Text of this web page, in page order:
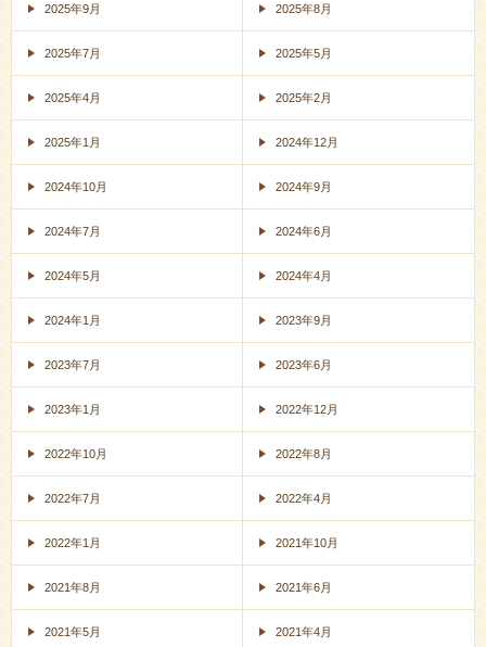
2025年9月 2025年8月
2025年7月 2025年5月
2025年4月 2025年2月
2025年1月 2024年12月
2024年10月 2024年9月
2024年7月 2024年6月
2024年5月 2024年4月
2024年1月 2023年9月
2023年7月 2023年6月
2023年1月 2022年12月
2022年10月 2022年8月
2022年7月 2022年4月
2022年1月 2021年10月
2021年8月 2021年6月
2021年5月 2021年4月